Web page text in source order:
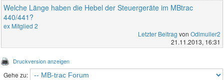
Welche Länge haben die Hebel der Steuergeräte im MBtrac
440/441?
ex Mitglied 2
Letzter Beitrag von Odlmuller2
21.11.2013, 16:31
Druckversion anzeigen
Gehe zu: